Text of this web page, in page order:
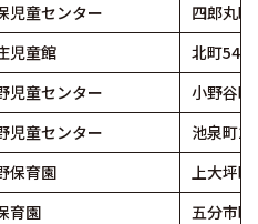
児童センター
四郎丸
児童館
北町54-
児童センター
小野谷
児童センター
池泉町
保育園
上大坪
育園
五分市